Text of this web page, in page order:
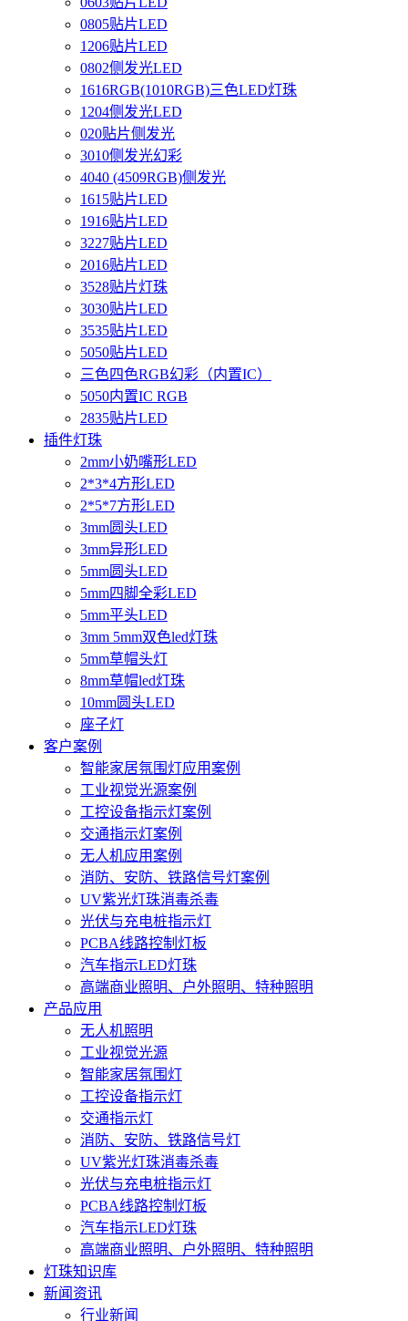
0805贴片LED
1206贴片LED
0802侧发光LED
1616RGB(1010RGB)三色LED灯珠
1204侧发光LED
020贴片侧发光
3010侧发光幻彩
4040 (4509RGB)侧发光
1615贴片LED
1916贴片LED
3227贴片LED
2016贴片LED
3528贴片灯珠
3030贴片LED
3535贴片LED
5050贴片LED
三色四色RGB幻彩（内置IC）
5050内置IC RGB
2835贴片LED
插件灯珠
2mm小奶嘴形LED
2*3*4方形LED
2*5*7方形LED
3mm圆头LED
3mm异形LED
5mm圆头LED
5mm四脚全彩LED
5mm平头LED
3mm 5mm双色led灯珠
5mm草帽头灯
8mm草帽led灯珠
10mm圆头LED
座子灯
客户案例
智能家居氛围灯应用案例
工业视觉光源案例
工控设备指示灯案例
交通指示灯案例
无人机应用案例
消防、安防、铁路信号灯案例
UV紫光灯珠消毒杀毒
光伏与充电桩指示灯
PCBA线路控制灯板
汽车指示LED灯珠
高端商业照明、户外照明、特种照明
产品应用
无人机照明
工业视觉光源
智能家居氛围灯
工控设备指示灯
交通指示灯
消防、安防、铁路信号灯
UV紫光灯珠消毒杀毒
光伏与充电桩指示灯
PCBA线路控制灯板
汽车指示LED灯珠
高端商业照明、户外照明、特种照明
灯珠知识库
新闻资讯
行业新闻